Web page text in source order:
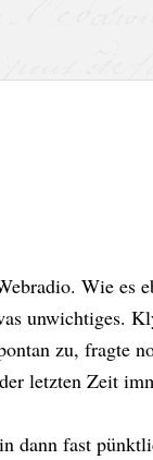
Wie es
unwichtiges.
zu, fragte
letzten Zeit
dann fast